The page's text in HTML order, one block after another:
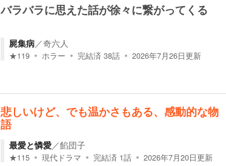
バラバラに思えた話が徐々に繋がってくる
屍集病／奇六人
★119 ホラー 完結済 38話 2026年7月26日更新
悲しいけど、でも温かさもある、感動的な物
語
最愛と憐愛／餡団子
★115 現代ドラマ 完結済 1話 2026年7月20日更新